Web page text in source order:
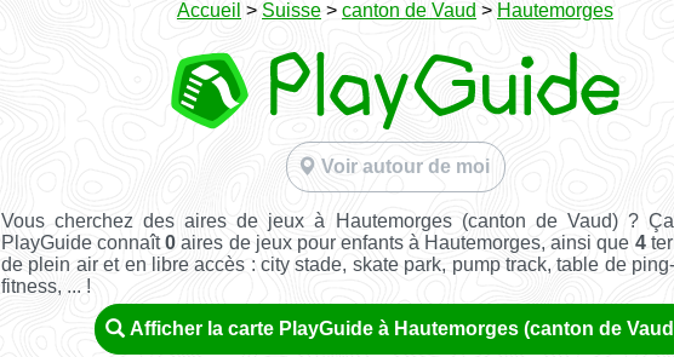
Accueil > Suisse > canton de Vaud > Hautemorges
Voir autour de moi
Vous cherchez des aires de jeux à Hautemorges (canton de Vaud) ?
PlayGuide connaît0 aires de jeux pour enfants à Hautemorges, ainsi que 4
de plein air et en libre accès : city stade, skate park, pump track, table de
fitness, ... !
Afficher la carte PlayGuide à Hautemorges (canton de